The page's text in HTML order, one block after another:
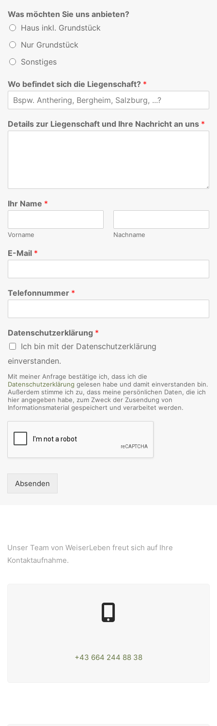
Was möchten Sie uns anbieten?
Haus inkl. Grundstück
Nur Grundstück
Sonstiges
Wo befindet sich die Liegenschaft? *
Details zur Liegenschaft und Ihre Nachricht an uns *
Ihr Name *
Vorname Nachname
E-Mail *
Telefonnummer *
Datenschutzerklärung *
Ich bin mit der Datenschutzerklärung
einverstanden.
Mit meiner Anfrage bestätige ich, dass ich die
Datenschutzerklärung gelesen habe und damit einverstanden bin.
Außerdem stimme ich zu, dass meine persönlichen Daten, die ich
hier angegeben habe, zum Zweck der Zusendung von
Informationsmaterial gespeichert und verarbeitet werden.
Absenden
Unser Team von WeiserLeben freut sich auf Ihre
Kontaktaufnahme.
+43 664 244 88 38